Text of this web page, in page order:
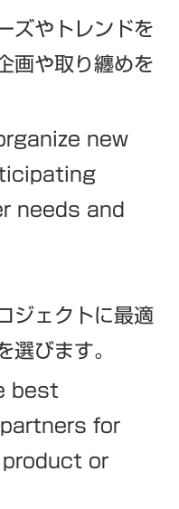
ズやトレンドを
画や取り纏めを
new
needs and
ジェクトに最適
選びます。
best
for
or